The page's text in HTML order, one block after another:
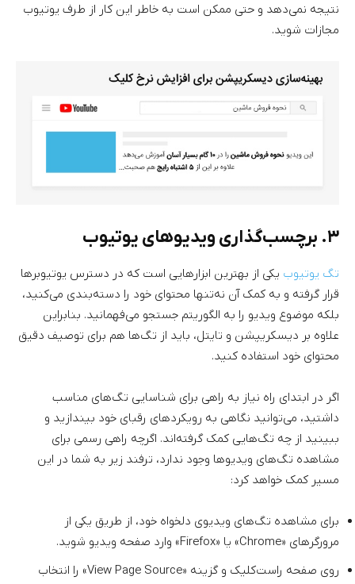
نتیجه نمی‌دهد و حتی ممکن است به خاطر این کار از طرف یوتیوب
مجازات شوید.
۳. برچسب‌گذاری ویدیوهای یوتیوب
تگ یوتیوب یکی از بهترین ابزارهایی است که در دسترس یوتیوبرها
قرار گرفته و به کمک آن نه‌تنها محتوای خود را دسته‌بندی می‌کنید،‌
بلکه موضوع ویدیو را به الگوریتم جستجو می‌فهمانید. بنابراین
علاوه بر دیسکریپشن و تایتل، باید از تگ‌ها هم برای توصیف دقیق
محتوای خود استفاده کنید.
اگر در ابتدای راه نیاز به راهی برای شناسایی تگ‌های مناسب
داشتید، می‌توانید نگاهی به رویکردهای رقبای خود بیندازید و
ببینید از چه تگ‌هایی کمک گرفته‌اند. اگرچه راهی رسمی برای
مشاهده تگ‌های ویدیوها وجود ندارد، ترفند زیر به شما در این
مسیر کمک خواهد کرد:
برای مشاهده تگ‌های ویدیوی دلخواه خود، از طریق یکی از
مرورگرهای «Chrome» یا «Firefox» وارد صفحه ویدیو شوید.
روی صفحه راست‌کلیک و گزینه «View Page Source» را انتخاب